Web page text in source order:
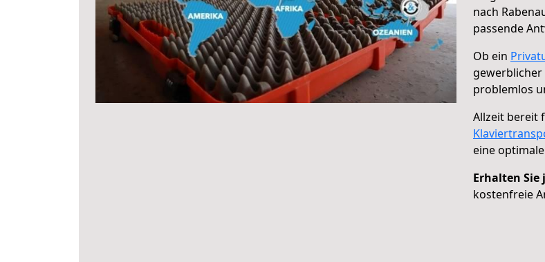
nach
passende
Ob ein
gewerblicher
problemlos
Allzeit bereit
eine optimale
Erhalten Sie
kostenfreie